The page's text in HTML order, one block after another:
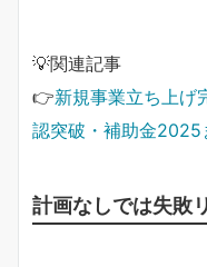
💡関連記事
👉新規事業立ち上げ
認突破・補助金2025
計画なしでは失敗